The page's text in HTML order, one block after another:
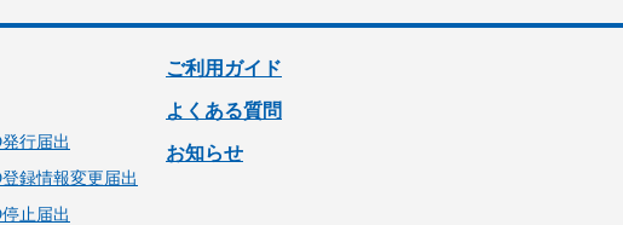
行届出
録情報変更届出
止届出
ご利用ガイド
よくある質問
お知らせ